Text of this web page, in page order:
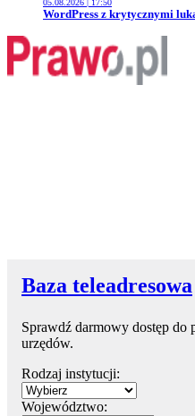
05.08.2026 | 17:50
Przejdź do artykułu:
WordPress z krytycznymi
Baza teleadresowa
Sprawdź darmowy dostęp do
urzędów.
Rodzaj instytucji:
Województwo: